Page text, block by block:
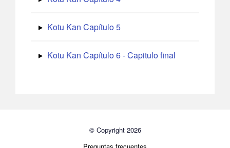
Kotu Kan Capítulo 5
Kotu Kan Capítulo 6 - Capitulo final
© Copyright 2026